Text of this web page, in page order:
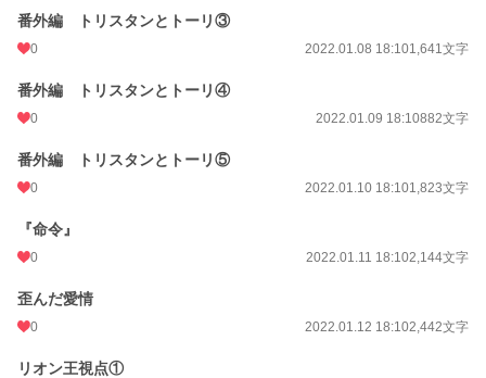
番外編 トリスタンとトーリ③
0 2022.01.08 18:101,641文字
番外編 トリスタンとトーリ④
0 2022.01.09 18:10882文字
番外編 トリスタンとトーリ⑤
0 2022.01.10 18:101,823文字
『命令』
0 2022.01.11 18:102,144文字
歪んだ愛情
0 2022.01.12 18:102,442文字
リオン王視点①